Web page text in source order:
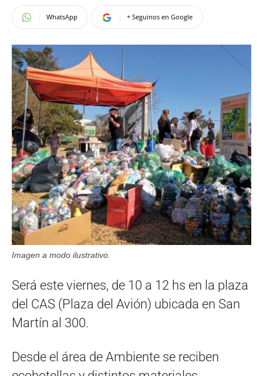
WhatsApp + Seguinos en Google
Imagen a modo ilustrativo.
Será este viernes, de 10 a 12 hs en la plaza
del CAS (Plaza del Avión) ubicada en San
Martín al 300.
Desde el área de Ambiente se reciben